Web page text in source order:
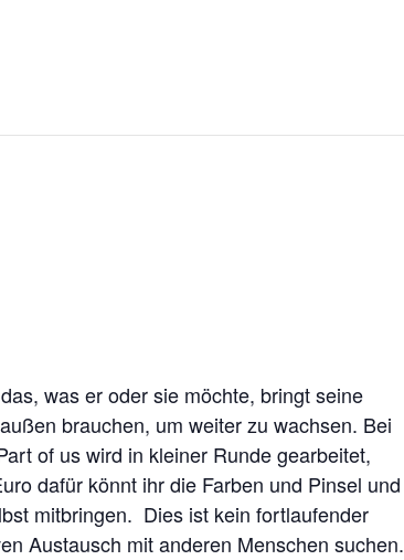
was er oder sie möchte, bringt seine
brauchen, um weiter zu wachsen. Bei
of us wird in kleiner Runde gearbeitet,
dafür könnt ihr die Farben und Pinsel und
mitbringen. Dies ist kein fortlaufender
Austausch mit anderen Menschen suchen.